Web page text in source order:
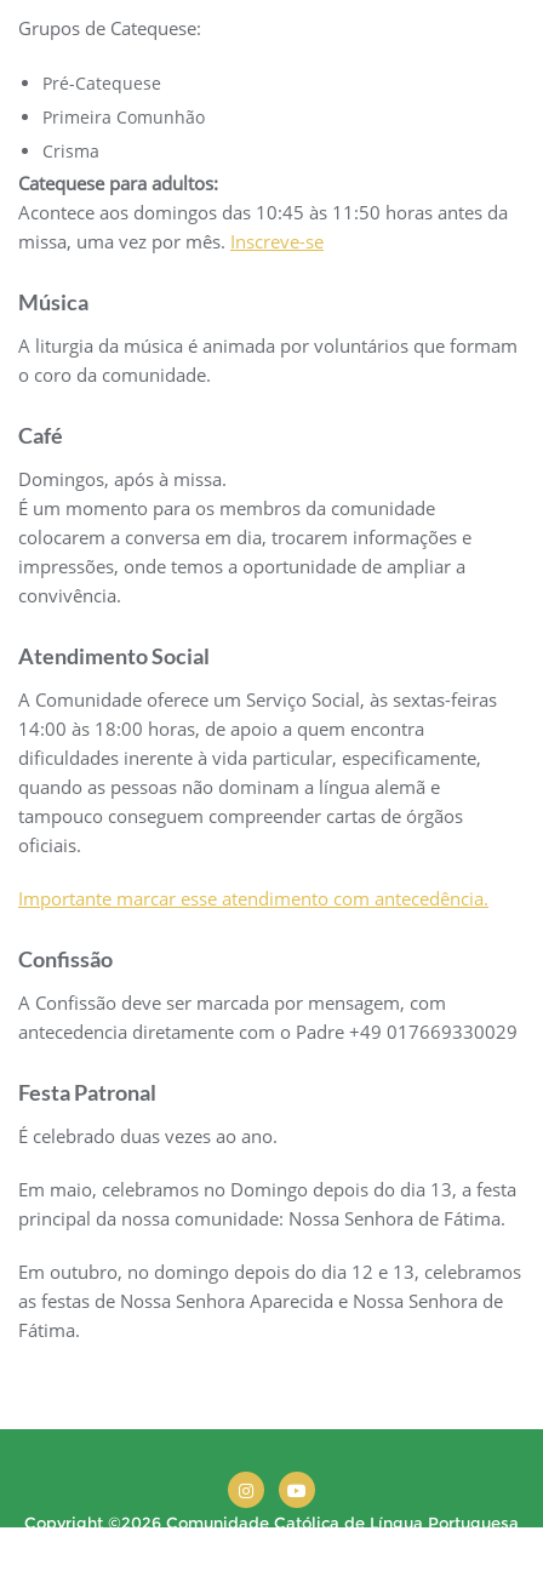
Grupos de Catequese:
Pré-Catequese
Primeira Comunhão
Crisma
Catequese para adultos:
Acontece aos domingos das 10:45 às 11:50 horas antes da
missa, uma vez por mês. Inscreve-se
Música
A liturgia da música é animada por voluntários que formam
o coro da comunidade.
Café
Domingos, após à missa.
É um momento para os membros da comunidade
colocarem a conversa em dia, trocarem informações e
impressões, onde temos a oportunidade de ampliar a
convivência.
Atendimento Social
A Comunidade oferece um Serviço Social, às sextas-feiras
14:00 às 18:00 horas, de apoio a quem encontra
dificuldades inerente à vida particular, especificamente,
quando as pessoas não dominam a língua alemã e
tampouco conseguem compreender cartas de órgãos
oficiais.
Importante marcar esse atendimento com antecedência.
Confissão
A Confissão deve ser marcada por mensagem, com
antecedencia diretamente com o Padre +49 017669330029
Festa Patronal
É celebrado duas vezes ao ano.
Em maio, celebramos no Domingo depois do dia 13, a festa
principal da nossa comunidade: Nossa Senhora de Fátima.
Em outubro, no domingo depois do dia 12 e 13, celebramos
as festas de Nossa Senhora Aparecida e Nossa Senhora de
Fátima.
Copyright ©2026 Comunidade Católica de Língua Portuguesa